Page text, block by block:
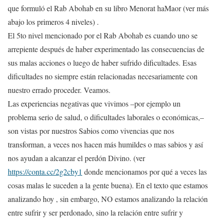
que formuló el Rab Abohab en su libro Menorat haMaor (ver más
abajo los primeros 4 niveles) .
El 5to nivel mencionado por el Rab Abohab es cuando uno se
arrepiente después de haber experimentado las consecuencias de
sus malas acciones o luego de haber sufrido dificultades. Esas
dificultades no siempre están relacionadas necesariamente con
nuestro errado proceder. Veamos.
Las experiencias negativas que vivimos –por ejemplo un
problema serio de salud, o dificultades laborales o económicas,–
son vistas por nuestros Sabios como vivencias que nos
transforman, a veces nos hacen más humildes o mas sabios y así
nos ayudan a alcanzar el perdón Divino. (ver
https://conta.cc/2g2cby1 donde mencionamos por qué a veces las
cosas malas le suceden a la gente buena). En el texto que estamos
analizando hoy , sin embargo, NO estamos analizando la relación
entre sufrir y ser perdonado, sino la relación entre sufrir y